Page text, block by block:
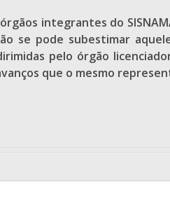
integrantes do
se pode subestimar
pelo órgão
que o mesmo